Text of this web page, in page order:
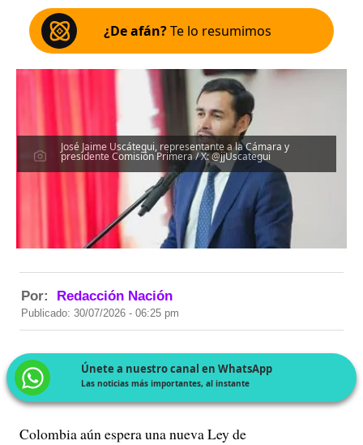
¿De afán?Te lo resumimos
José Jaime Uscátegui, representante a la Cámara y
presidente Comisión Primera / X: @jjUscategui
Por: Redacción Nación
Publicado: 30/07/2026 - 06:25 pm
Únete a nuestro canal en WhatsApp
Las noticias más importantes, al instante
Colombia aún espera una nueva Ley de